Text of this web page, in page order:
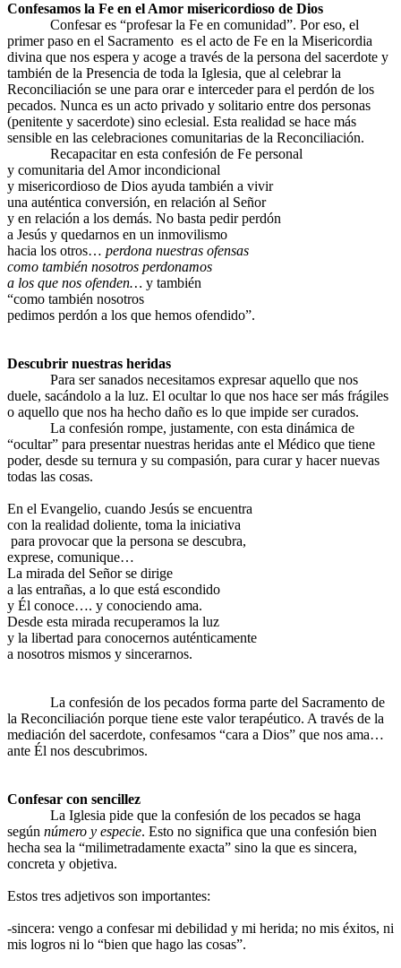
Confesamos la Fe en el Amor misericordioso de Dios
Confesar es “profesar la Fe en comunidad”. Por eso, el
primer paso en el Sacramento es el acto de Fe en la Misericordia
divina que nos espera y acoge a través de la persona del sacerdote y
también de la Presencia de toda la Iglesia, que al celebrar la
Reconciliación se une para orar e interceder para el perdón de los
pecados. Nunca es un acto privado y solitario entre dos personas
(penitente y sacerdote) sino eclesial. Esta realidad se hace más
sensible en las celebraciones comunitarias de la Reconciliación.
Recapacitar en esta confesión de Fe personal
y comunitaria del Amor incondicional
y misericordioso de Dios ayuda también a vivir
una auténtica conversión, en relación al Señor
y en relación a los demás. No basta pedir perdón
a Jesús y quedarnos en un inmovilismo
hacia los otros… perdona nuestras ofensas
como también nosotros perdonamos
a los que nos ofenden… y también
“como también nosotros
pedimos perdón a los que hemos ofendido”.
Descubrir nuestras heridas
Para ser sanados necesitamos expresar aquello que nos
duele, sacándolo a la luz. El ocultar lo que nos hace ser más frágiles
o aquello que nos ha hecho daño es lo que impide ser curados.
La confesión rompe, justamente, con esta dinámica de
“ocultar” para presentar nuestras heridas ante el Médico que tiene
poder, desde su ternura y su compasión, para curar y hacer nuevas
todas las cosas.
En el Evangelio, cuando Jesús se encuentra
con la realidad doliente, toma la iniciativa
para provocar que la persona se descubra,
exprese, comunique…
La mirada del Señor se dirige
a las entrañas, a lo que está escondido
y Él conoce…. y conociendo ama.
Desde esta mirada recuperamos la luz
y la libertad para conocernos auténticamente
a nosotros mismos y sincerarnos.
La confesión de los pecados forma parte del Sacramento de
la Reconciliación porque tiene este valor terapéutico. A través de la
mediación del sacerdote, confesamos “cara a Dios” que nos ama…
ante Él nos descubrimos.
Confesar con sencillez
La Iglesia pide que la confesión de los pecados se haga
según número y especie. Esto no significa que una confesión bien
hecha sea la “milimetradamente exacta” sino la que es sincera,
concreta y objetiva.
Estos tres adjetivos son importantes:
-sincera: vengo a confesar mi debilidad y mi herida; no mis éxitos, ni
mis logros ni lo “bien que hago las cosas”.